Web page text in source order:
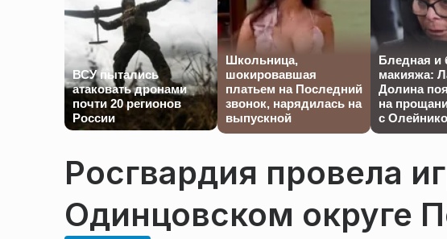
ВСУ пытались
атаковать дронами
почти 20 регионов
России
Школьница,
шокировавшая
платьем на Последний
звонок, нарядилась на
выпускной
Бледная и
макияжа:
Долина
на
с
Росгвардия провела
Одинцовском округе